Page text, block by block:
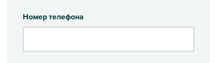
Номер телефона